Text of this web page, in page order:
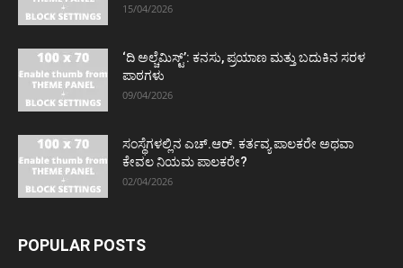
15/04/2026
‘ದಿ ಅಲ್ಚೆಮಿಸ್ಟ್’: ಕನಸು, ಪ್ರಯಾಣ ಮತ್ತು ಬದುಕಿನ ಸರಳ
ಪಾಠಗಳು
09/04/2026
ಸಂಸ್ಥೆಗಳಲ್ಲಿನ ಎಚ್.ಆರ್. ಕರ್ತವ್ಯ ಪಾಲಕರೇ ಅಥವಾ
ಕೇವಲ ನಿಯಮ ಪಾಲಕರೇ?
02/04/2026
POPULAR POSTS